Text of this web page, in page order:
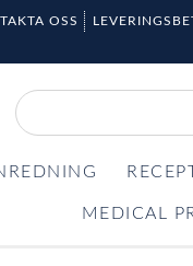
OSS
MEDICAL